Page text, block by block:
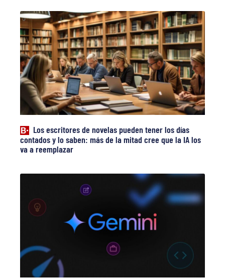
Los escritores de novelas pueden tener los días
contados y lo saben: más de la mitad cree que la IA los
va a reemplazar